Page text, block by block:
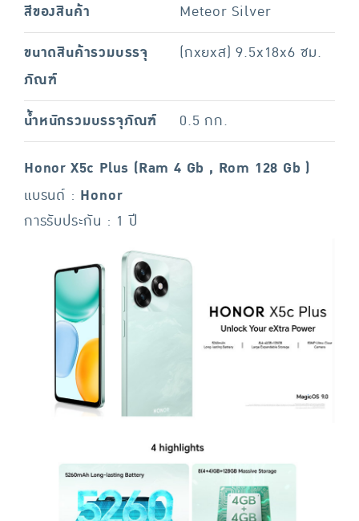
สีของสินค้า
Meteor Silver
ขนาดสินค้ารวมบรรจุ
ภัณฑ์
(กxยxส) 9.5x18x6 ซม.
น้ำหนักรวมบรรจุภัณฑ์ 0.5 กก.
Honor X5c Plus (Ram 4 Gb , Rom 128 Gb )
แบรนด์ : Honor
การรับประกัน : 1 ปี